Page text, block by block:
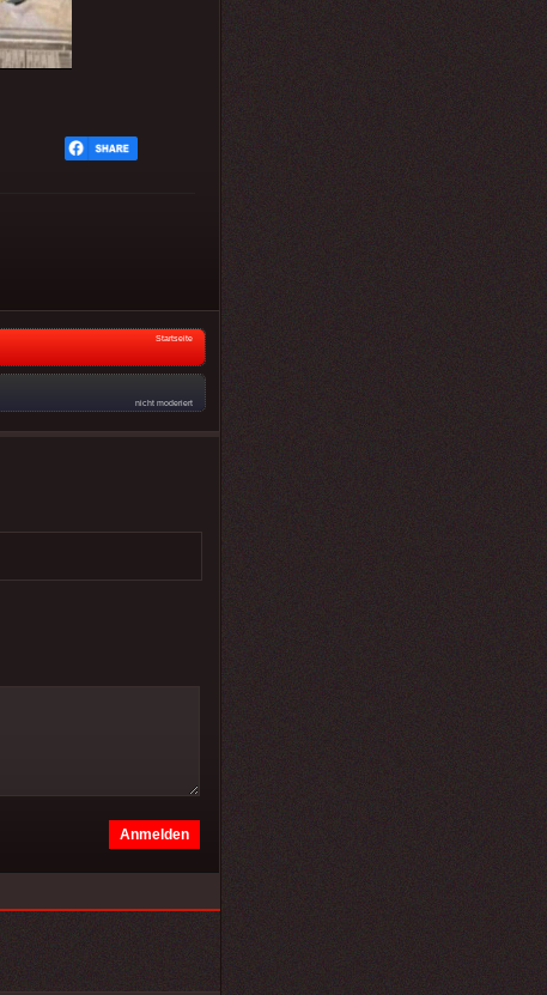
Startseite
nicht moderiert